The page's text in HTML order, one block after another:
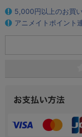
5,000円以上のお買
アニメイトポイント